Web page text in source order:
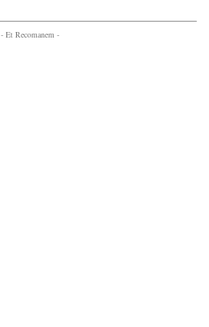
- Et Recomanem -